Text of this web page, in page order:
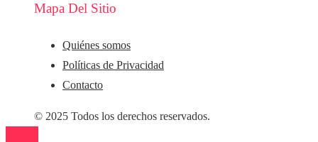
Mapa Del Sitio
Quiénes somos
Políticas de Privacidad
Contacto
© 2025 Todos los derechos reservados.